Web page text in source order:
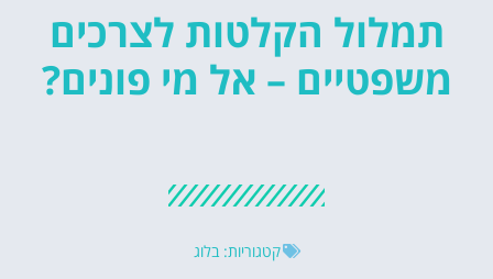
תמלול הקלטות לצרכים
משפטיים – אל מי פונים?
קטגוריות: בלוג